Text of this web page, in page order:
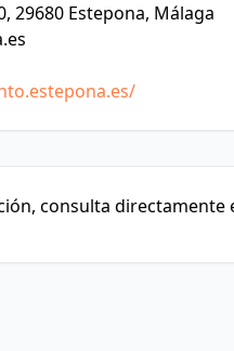
29680 Estepona, Málaga
consulta directamente